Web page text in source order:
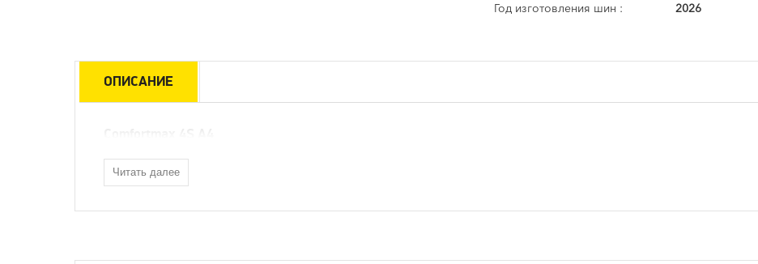
Год изготовления шин :
2026
ОПИСАНИЕ
Читать далее